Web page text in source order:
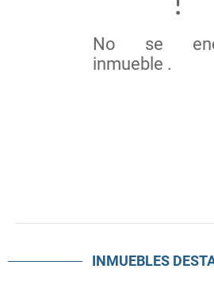
No se
inmueble .
INMUEBLES